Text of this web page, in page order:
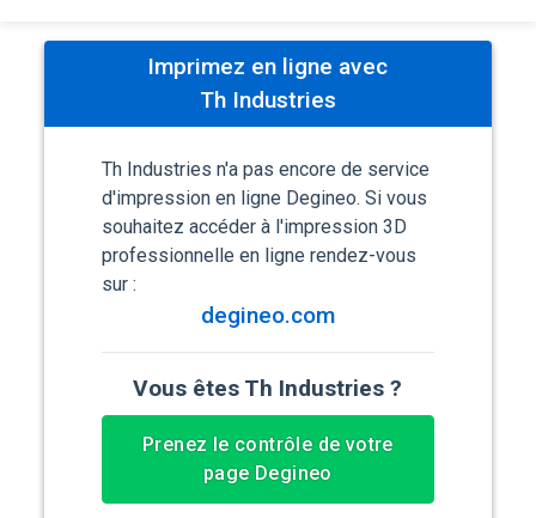
Imprimez en ligne avec
Th Industries
Th Industries n'a pas encore de service
d'impression en ligne Degineo. Si vous
souhaitez accéder à l'impression 3D
professionnelle en ligne rendez-vous
sur :
degineo.com
Vous êtes Th Industries ?
Prenez le contrôle de votre
page Degineo